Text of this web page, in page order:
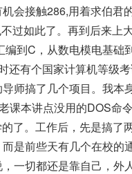
会接触286,用着求伯君
过如此了。再到后来上
到C，从数电模电基础
有个国家计算机等级
师搞了几个项目。我本
课本讲点没用的DOS命
了。工作后，先是搞了
是前些天有几个在校的
一切都还是靠自己，外